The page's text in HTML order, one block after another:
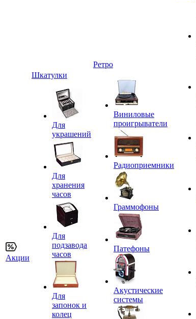
Акции
Шкатулки
Для
украшений
Для
хранения
часов
Для
подзавода
часов
Для
запонок и
колец
Ретро
Виниловые
проигрыватели
Радиоприемники
Граммофоны
Патефоны
Акустические
системы